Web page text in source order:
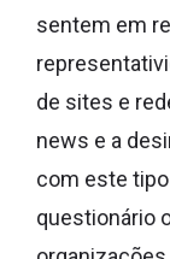
sentem em
de sites e
news e a
com este
questionário